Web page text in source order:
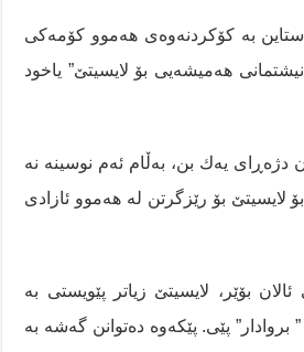
بە کۆکردنەوەی هەموو کۆمەکی
هەمیشەیی بۆ لایسیتێ” یاخود
یەك بن، بەڵام ئەم نوسینە نە
لایسیتێ بۆ رێزگرتن لە هەموو ئازادی
بۆێر، لایسیتێ زیاتر پێویستی بە
” بروادار” پێی. پێکەوە دەتوانن گەشە بە